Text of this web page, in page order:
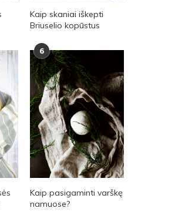
Kaip skaniai iškepti
Briuselio kopūstus
6
Kaip pasigaminti varškę
namuose?